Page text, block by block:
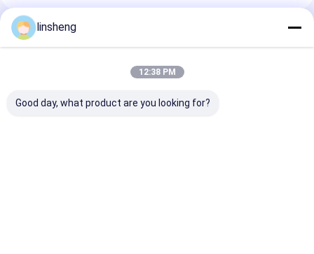
अनुशंसित उत्पाद
linsheng
12:38 PM
Good day, what product are you looking for?